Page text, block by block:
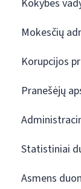
Kokybės
Mokesčių
Korupcijos
Pranešėjų
Statistiniai
Asmens